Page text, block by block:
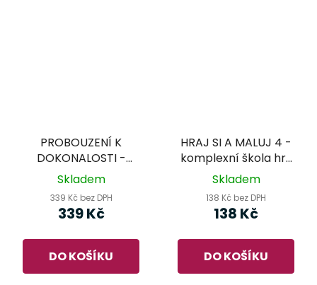
PROBOUZENÍ K
DOKONALOSTI -
František Malotín -
na příčnou flétnu 1.
sešit
Skladem
339 Kč bez DPH
339 Kč
DO KOŠÍKU
HRAJ SI A MALUJ 4 -
komplexní škola hry
na zobcovou i příčnou
Skladem
138 Kč bez DPH
138 Kč
DO KOŠÍKU